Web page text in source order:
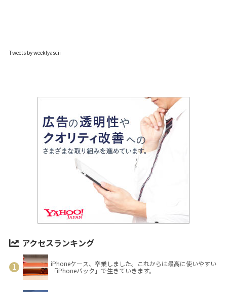
Tweets by weeklyascii
アクセスランキング
iPhoneケース、卒業しました。これからは最高に使いやすい
「iPhoneバック」で生きていきます。